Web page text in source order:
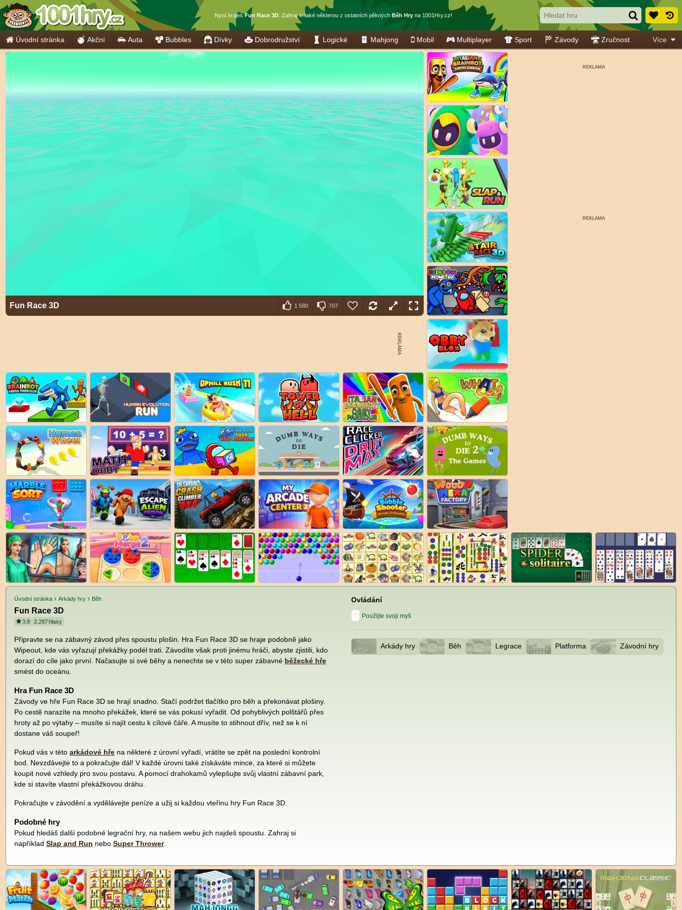
Nyní hraješFun Race 3D . Zahraj si také některou z ostatních pěkných Běh Hry na 1001Hry.cz!
Úvodní stránka Akční Auta Bubbles Dívky Dobrodružství Logické Mahjong Mobil Multiplayer Sport Závody Zručnost Více
Fun Race 3D 1.580 707
Úvodní stránka Arkády hry Běh
Fun Race 3D
3.8 2.287hlasy
Připravte se na zábavný závod přes spoustu plošin. Hra Fun Race 3D se hraje podobně jako
Wipeout, kde vás vyřazují překážky podél trati. Závodíte však proti jinému hráči, abyste zjistili, kdo
dorazí do cíle jako první. Načasujte si své běhy a nenechte se v této super zábavné běžecké hře
smést do oceánu.
Hra Fun Race 3D
Závody ve hře Fun Race 3D se hrají snadno. Stačí podržet tlačítko pro běh a překonávat plošiny.
Po cestě narazíte na mnoho překážek, které se vás pokusí vyřadit. Od pohyblivých polštářů přes
hroty až po výtahy – musíte si najít cestu k cílové čáře. A musíte to stihnout dřív, než se k ní
dostane váš soupeř!
Pokud vás v této arkádové hře na některé z úrovní vyřadí, vrátíte se zpět na poslední kontrolní
bod. Nevzdávejte to a pokračujte dál! V každé úrovni také získáváte mince, za které si můžete
koupit nové vzhledy pro svou postavu. A pomocí drahokamů vylepšujte svůj vlastní zábavní park,
kde si stavíte vlastní překážkovou dráhu.
Pokračujte v závodění a vydělávejte peníze a užij si každou vteřinu hry Fun Race 3D.
Podobné hry
Pokud hledáš další podobné legrační hry, na našem webu jich najdeš spoustu. Zahraj si
například Slap and Run nebo Super Thrower.
Ovládání
Použijte svoji myš
Arkády hry Běh Legrace Platforma Závodní hry